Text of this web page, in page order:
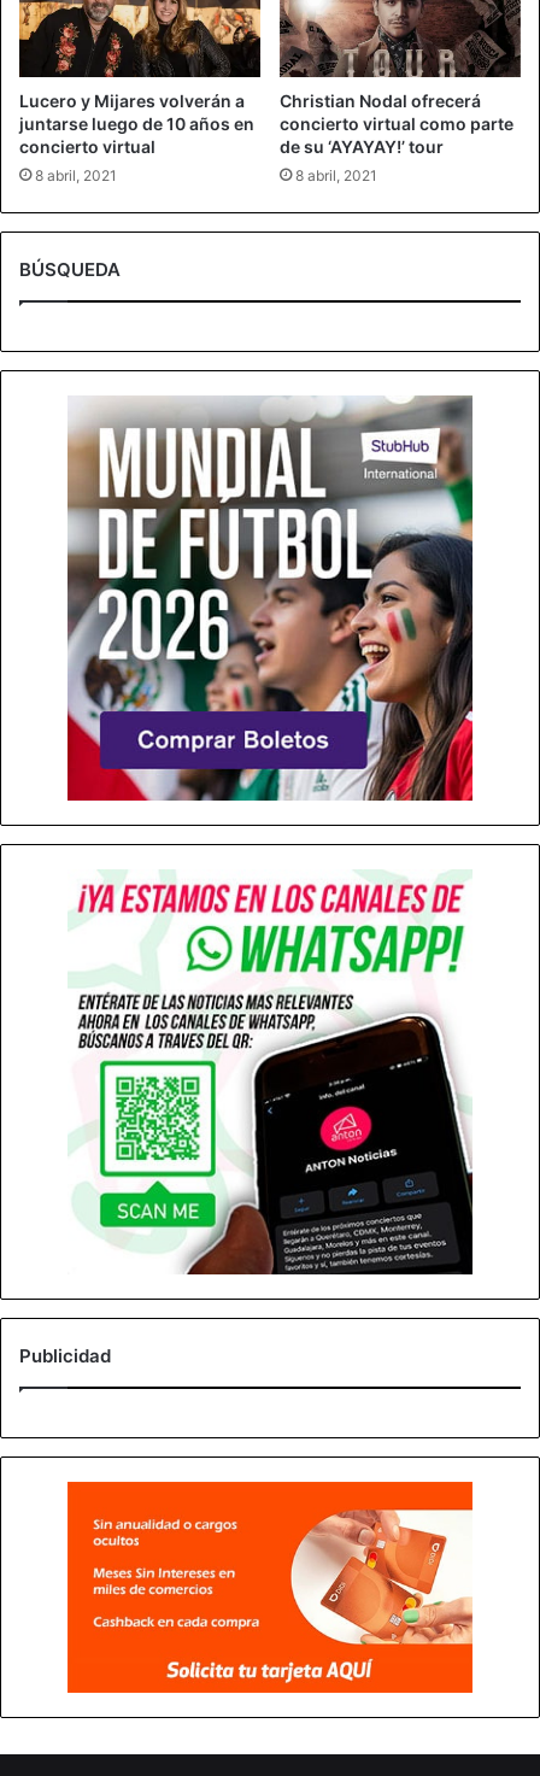
Lucero y Mijares volverán a
juntarse luego de 10 años en
concierto virtual
8 abril, 2021
Christian Nodal ofrecerá
concierto virtual como parte
de su ‘AYAYAY!’ tour
8 abril, 2021
BÚSQUEDA
Publicidad